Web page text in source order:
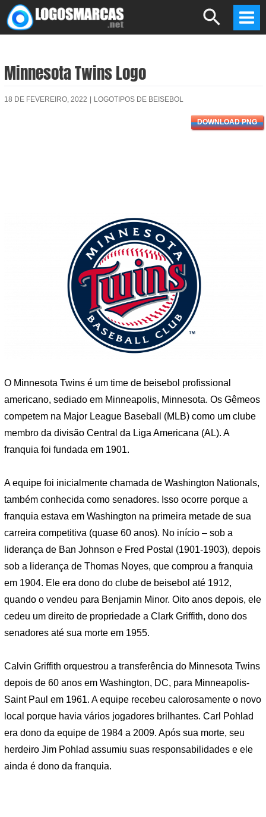
Skip
to
Search
Minnesota Twins Logo
18 DE FEVEREIRO, 2022 LOGOTIPOS DE BEISEBOL
DOWNLOAD PNG
O Minnesota Twins é um time de beisebol profissional
americano, sediado em Minneapolis, Minnesota. Os Gêmeos
competem na Major League Baseball (MLB) como um clube
membro da divisão Central da Liga Americana (AL). A
franquia foi fundada em 1901.
A equipe foi inicialmente chamada de Washington Nationals,
também conhecida como senadores. Isso ocorre porque a
franquia estava em Washington na primeira metade de sua
carreira competitiva (quase 60 anos). No início – sob a
liderança de Ban Johnson e Fred Postal (1901-1903), depois
sob a liderança de Thomas Noyes, que comprou a franquia
em 1904. Ele era dono do clube de beisebol até 1912,
quando o vendeu para Benjamin Minor. Oito anos depois, ele
cedeu um direito de propriedade a Clark Griffith, dono dos
senadores até sua morte em 1955.
Calvin Griffith orquestrou a transferência do Minnesota Twins
depois de 60 anos em Washington, DC, para Minneapolis-
Saint Paul em 1961. A equipe recebeu calorosamente o novo
local porque havia vários jogadores brilhantes. Carl Pohlad
era dono da equipe de 1984 a 2009. Após sua morte, seu
herdeiro Jim Pohlad assumiu suas responsabilidades e ele
ainda é dono da franquia.